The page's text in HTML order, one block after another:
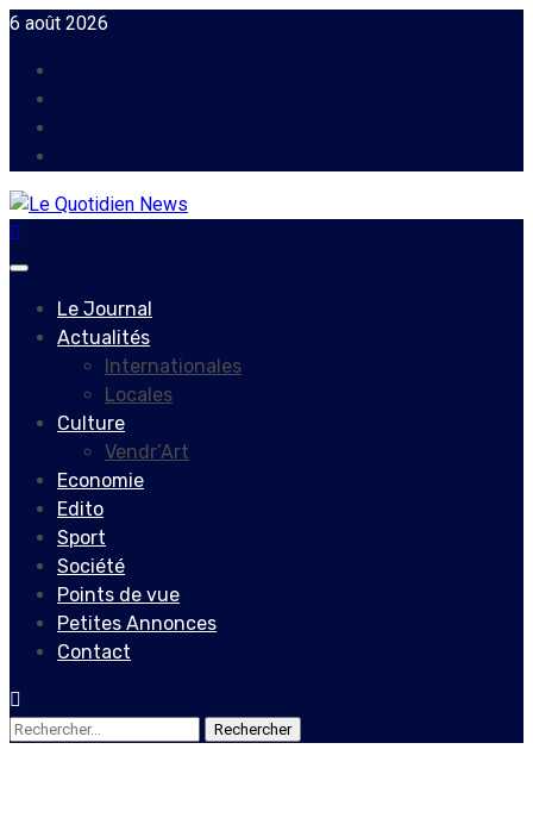
Skip
content
6 août 2026
Primary
Le Journal
Actualités
Internationales
Locales
Culture
Vendr’Art
Economie
Edito
Sport
Société
Points de vue
Petites Annonces
Contact
Rechercher :